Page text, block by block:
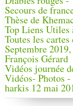
Secours de
Thèse de
Top Liens
Toutes les
Septembre
François Gérard
Vidéos journée
Vidéos- Photos
harkis 12 mai